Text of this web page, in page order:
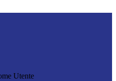
Utente